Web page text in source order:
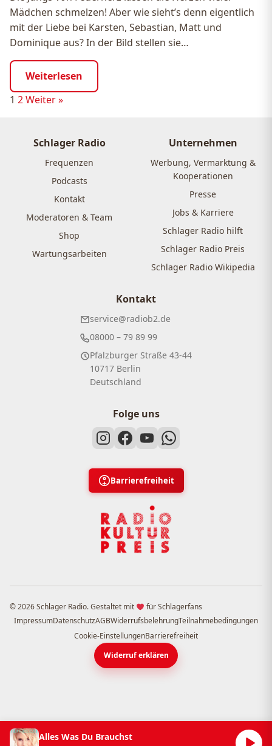
Mädchen schmelzen! Aber wie sieht’s denn eigentlich
mit der Liebe bei Karsten, Sebastian, Matt und
Dominique aus? In der Bild stellen sie…
Weiterlesen
Seitennummerierung
Beiträge
1 2Weiter »
Schlager Radio
Frequenzen
Podcasts
Kontakt
Moderatoren & Team
Shop
Wartungsarbeiten
Unternehmen
Werbung, Vermarktung &
Kooperationen
Presse
Jobs & Karriere
Schlager Radio hilft
Schlager Radio Preis
Schlager Radio Wikipedia
Kontakt
service@radiob2.de
08000 – 79 89 99
Pfalzburger Straße 43-44
10717 Berlin
Deutschland
Folge uns
Barrierefreiheit
© 2026 Schlager Radio. Gestaltet mit
für Schlagerfans
ImpressumDatenschutzAGBWiderrufsbelehrungTeilnahmebedingungen
Cookie-EinstellungenBarrierefreiheit
Widerruf erklären
Alles Was Du Brauchst